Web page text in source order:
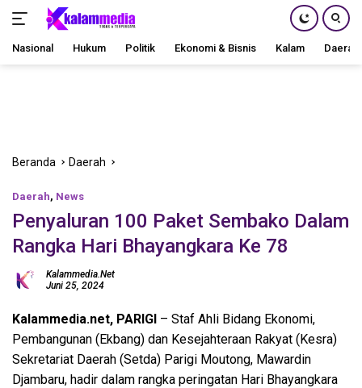
Nasional Hukum Politik Ekonomi & Bisnis Kalam Daerah
Beranda Daerah
Daerah, News
Penyaluran 100 Paket Sembako Dalam
Rangka Hari Bhayangkara Ke 78
Kalammedia.net
Juni 25, 2024
Kalammedia.net, PARIGI – Staf Ahli Bidang Ekonomi,
Pembangunan (Ekbang) dan Kesejahteraan Rakyat (Kesra)
Sekretariat Daerah (Setda) Parigi Moutong, Mawardin
Djambaru, hadir dalam rangka peringatan Hari Bhayangkara